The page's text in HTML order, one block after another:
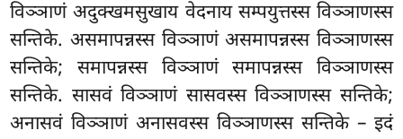
विञ्ञाणं अदुक्खमसुखाय वेदनाय सम्पयुत्तस्स विञ्ञाणस्स
सन्तिके. असमापन्नस्स विञ्ञाणं असमापन्नस्स विञ्ञाणस्स
सन्तिके; समापन्नस्स विञ्ञाणं समापन्नस्स विञ्ञाणस्स
सन्तिके. सासवं विञ्ञाणं सासवस्स विञ्ञाणस्स सन्तिके;
अनासवं विञ्ञाणं अनासवस्स विञ्ञाणस्स सन्तिके – इदं